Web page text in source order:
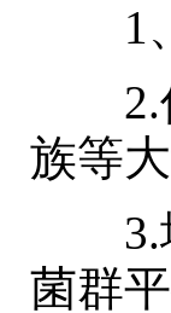
1、
2.促
族等
3.增
菌群